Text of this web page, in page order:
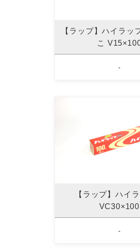
【ラップ】ハイラッ
こ
-
【ラップ】ハイ
VC30×100
-